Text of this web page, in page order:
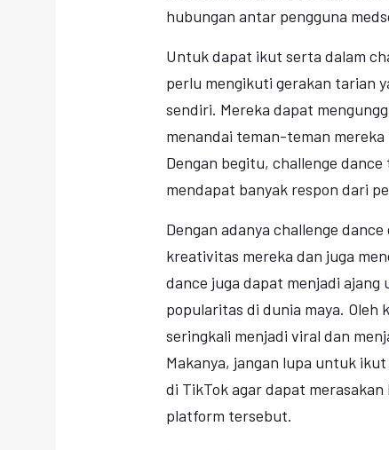
hubungan antar pengguna
Untuk dapat ikut serta dalam
perlu mengikuti gerakan tarian
sendiri. Mereka dapat
menandai teman-teman
Dengan begitu, challenge
mendapat banyak respon dari
Dengan adanya challenge
kreativitas mereka dan juga
dance juga dapat menjadi
popularitas di dunia maya. Oleh
seringkali menjadi viral dan
Makanya, jangan lupa untuk
di TikTok agar dapat
platform tersebut.